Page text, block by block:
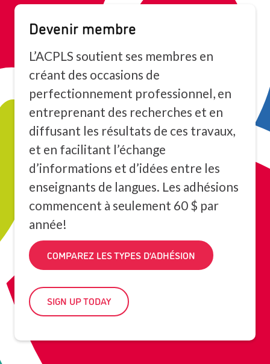
Devenir membre
L’ACPLS soutient ses membres en
créant des occasions de
perfectionnement professionnel, en
entreprenant des recherches et en
diffusant les résultats de ces travaux,
et en facilitant l’échange
d’informations et d’idées entre les
enseignants de langues. Les adhésions
commencent à seulement 60 $ par
année!
COMPAREZ LES TYPES D’ADHÉSION
SIGN UP TODAY